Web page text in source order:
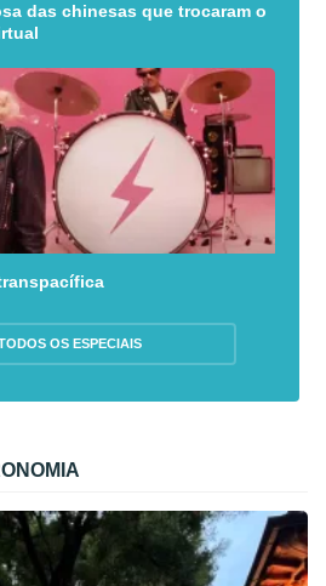
das chinesas que trocaram o
OS ESPECIAIS